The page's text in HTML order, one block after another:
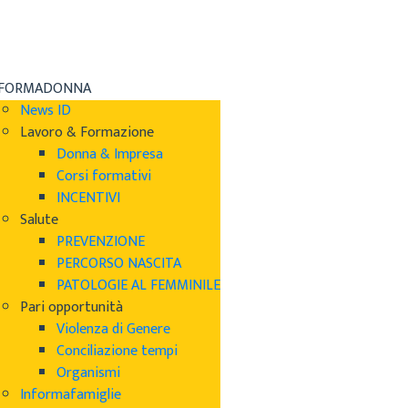
News ID
Lavoro & Formazione
Donna & Impresa
Corsi formativi
INCENTIVI
Salute
PREVENZIONE
PERCORSO NASCITA
PATOLOGIE AL FEMMINILE
Pari opportunità
Violenza di Genere
Conciliazione tempi
Organismi
Informafamiglie